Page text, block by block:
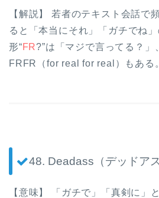
【解説】 若者のテキスト会話で
ると「本当にそれ」「ガチでね
形“FR?”は「マジで言ってる？」
FRFR（for real for real）もある
48. Deadass（デッドアス
【意味】 「ガチで」「真剣に」